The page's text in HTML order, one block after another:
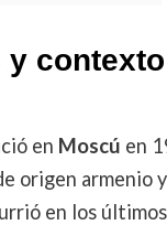
y contexto
en Moscú en
origen armenio
en los